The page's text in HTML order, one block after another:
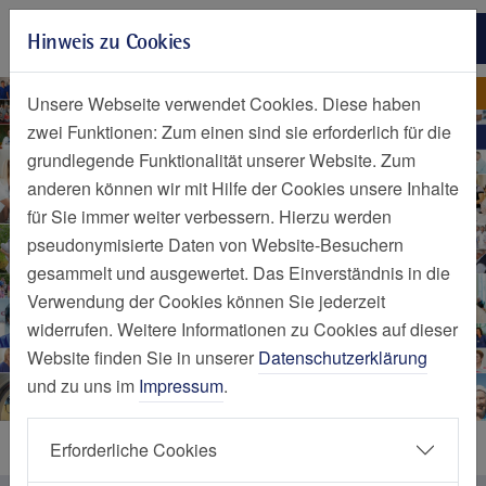
Zur Hauptnavigation springen
Zum Seiteninhalt springen
Zum Seitenende springen
Multiple-Sklerose-Zentrum
Multiple-Sklerose-Zentrum
Leistungen
Hinweis zu Cookies
Unsere Webseite verwendet Cookies. Diese haben
zwei Funktionen: Zum einen sind sie erforderlich für die
grundlegende Funktionalität unserer Website. Zum
anderen können wir mit Hilfe der Cookies unsere Inhalte
für Sie immer weiter verbessern. Hierzu werden
pseudonymisierte Daten von Website-Besuchern
gesammelt und ausgewertet. Das Einverständnis in die
Verwendung der Cookies können Sie jederzeit
widerrufen. Weitere Informationen zu Cookies auf dieser
Website finden Sie in unserer Datenschutzerklärung
und zu uns im Impressum.
Erforderliche Cookies